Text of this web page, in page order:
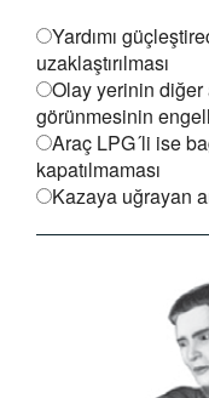
Yardımı
uzaklaştırılması
Olay yerinin diğer
görünmesinin
Araç LPG´li ise
kapatılmaması
Kazaya uğrayan